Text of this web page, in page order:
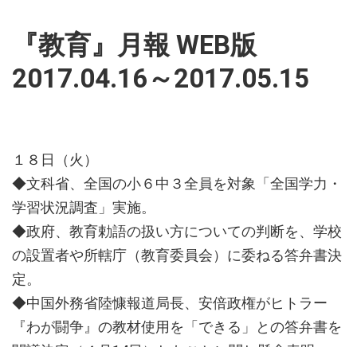
『教育』月報 WEB版
2017.04.16～2017.05.15
１８日（火）
◆文科省、全国の小６中３全員を対象「全国学力・
学習状況調査」実施。
◆政府、教育勅語の扱い方についての判断を、学校
の設置者や所轄庁（教育委員会）に委ねる答弁書決
定。
◆中国外務省陸慷報道局長、安倍政権がヒトラー
『わが闘争』の教材使用を「できる」との答弁書を